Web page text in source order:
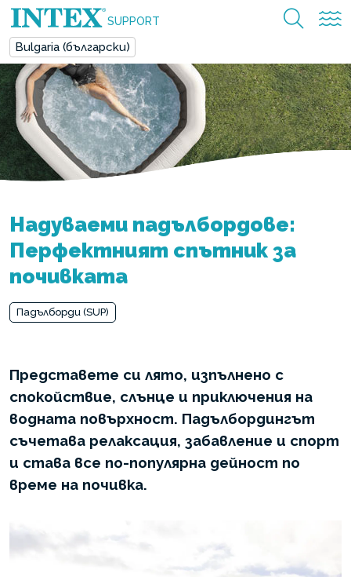
SUPPORT
Bulgaria (български)
Надуваеми падълбордове:
Перфектният спътник за
почивката
Падълборди (SUP)
Представете си лято, изпълнено с
спокойствие, слънце и приключения на
водната повърхност. Падълбордингът
съчетава релаксация, забавление и спорт
и става все по-популярна дейност по
време на почивка.